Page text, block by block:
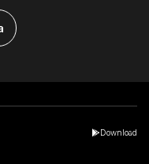
Download